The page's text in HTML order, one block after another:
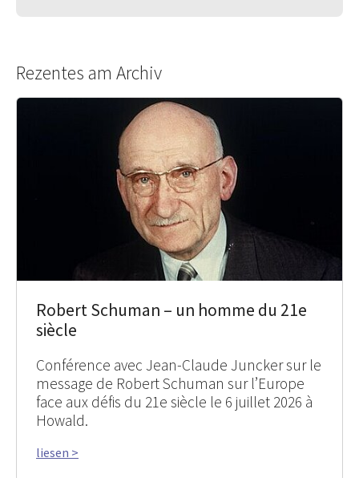
Rezentes am Archiv
Robert Schuman – un homme du 21e
siècle
Conférence avec Jean-Claude Juncker sur le
message de Robert Schuman sur l’Europe
face aux défis du 21e siècle le 6 juillet 2026 à
Howald.
liesen >